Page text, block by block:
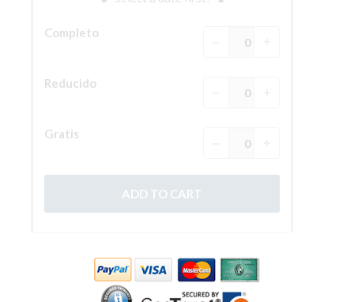
FRANÇAIS